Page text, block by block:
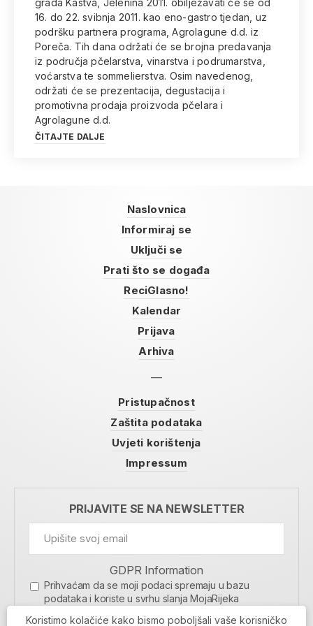
grada Kastva, Jelenina 2011. obilježavati će se od
16. do 22. svibnja 2011. kao eno-gastro tjedan, uz
podršku partnera programa, Agrolagune d.d. iz
Poreča. Tih dana održati će se brojna predavanja
iz područja pčelarstva, vinarstva i podrumarstva,
voćarstva te sommelierstva. Osim navedenog,
održati će se prezentacija, degustacija i
promotivna prodaja proizvoda pčelara i
Agrolagune d.d.
ČITAJTE DALJE
Naslovnica
Informiraj se
Uključi se
Prati što se događa
ReciGlasno!
Kalendar
Prijava
Arhiva
Pristupačnost
Zaštita podataka
Uvjeti korištenja
Impressum
PRIJAVITE SE NA NEWSLETTER
GDPR Information
Prihvaćam da se moji podaci spremaju u bazu
podataka i koriste u svrhu slanja MojaRijeka
Koristimo kolačiće kako bismo poboljšali vaše korisničko